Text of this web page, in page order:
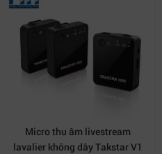
Micro thu âm livestream
lavalier không dây Takstar V1